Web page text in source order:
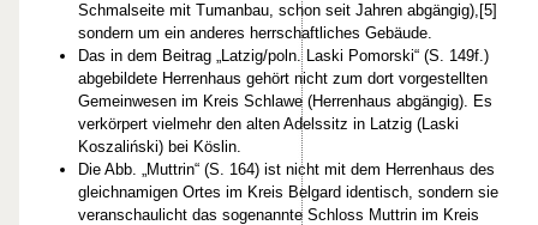
Schmalseite mit Tumanbau, schon seit Jahren abgängig),[5]
sondern um ein anderes herrschaftliches Gebäude.
Das in dem Beitrag „Latzig/poln. Laski Pomorski“ (S. 149f.)
abgebildete Herrenhaus gehört nicht zum dort vorgestellten
Gemeinwesen im Kreis Schlawe (Herrenhaus abgängig). Es
verkörpert vielmehr den alten Adelssitz in Latzig (Laski
Koszaliński) bei Köslin.
Die Abb. „Muttrin“ (S. 164) ist nicht mit dem Herrenhaus des
gleichnamigen Ortes im Kreis Belgard identisch, sondern sie
veranschaulicht das sogenannte Schloss Muttrin im Kreis